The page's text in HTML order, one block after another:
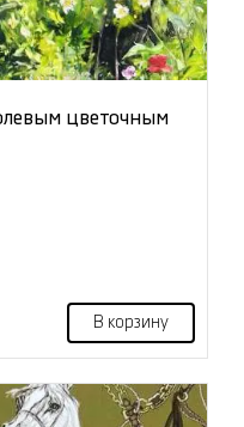
цветочным
В корзину